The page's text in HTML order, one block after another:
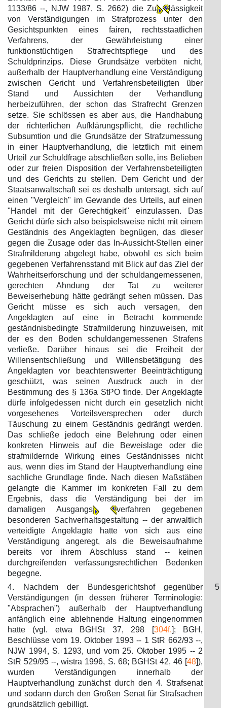
1133/86 --, NJW 1987, S. 2662) die Zu
lässigkeit
von Verständigungen im Strafprozess unter den
Gesichtspunkten eines fairen, rechtsstaatlichen
Verfahrens, der Gewährleistung einer
funktionstüchtigen Strafrechtspflege und des
Schuldprinzips. Diese Grundsätze verböten nicht,
außerhalb der Hauptverhandlung eine Verständigung
zwischen Gericht und Verfahrensbeteiligten über
Stand und Aussichten der Verhandlung
herbeizuführen, der schon das Strafrecht Grenzen
setze. Sie schlössen es aber aus, die Handhabung
der richterlichen Aufklärungspflicht, die rechtliche
Subsumtion und die Grundsätze der Strafzumessung
in einer Hauptverhandlung, die letztlich mit einem
Urteil zur Schuldfrage abschließen solle, ins Belieben
oder zur freien Disposition der Verfahrensbeteiligten
und des Gerichts zu stellen. Dem Gericht und der
Staatsanwaltschaft sei es deshalb untersagt, sich auf
einen "Vergleich" im Gewande des Urteils, auf einen
"Handel mit der Gerechtigkeit" einzulassen. Das
Gericht dürfe sich also beispielsweise nicht mit einem
Geständnis des Angeklagten begnügen, das dieser
gegen die Zusage oder das In-Aussicht-Stellen einer
Strafmilderung abgelegt habe, obwohl es sich beim
gegebenen Verfahrensstand mit Blick auf das Ziel der
Wahrheitserforschung und der schuldangemessenen,
gerechten Ahndung der Tat zu weiterer
Beweiserhebung hätte gedrängt sehen müssen. Das
Gericht müsse es sich auch versagen, den
Angeklagten auf eine in Betracht kommende
geständnisbedingte Strafmilderung hinzuweisen, mit
der es den Boden schuldangemessenen Strafens
verließe. Darüber hinaus sei die Freiheit der
Willensentschließung und Willensbetätigung des
Angeklagten vor beachtenswerter Beeinträchtigung
geschützt, was seinen Ausdruck auch in der
Bestimmung des § 136a StPO finde. Der Angeklagte
dürfe infolgedessen nicht durch ein gesetzlich nicht
vorgesehenes Vorteilsversprechen oder durch
Täuschung zu einem Geständnis gedrängt werden.
Das schließe jedoch eine Belehrung oder einen
konkreten Hinweis auf die Beweislage oder die
strafmildernde Wirkung eines Geständnisses nicht
aus, wenn dies im Stand der Hauptverhandlung eine
sachliche Grundlage finde. Nach diesen Maßstäben
gelangte die Kammer im konkreten Fall zu dem
Ergebnis, dass die Verständigung bei der im
damaligen Ausgangs
verfahren gegebenen
besonderen Sachverhaltsgestaltung -- der anwaltlich
verteidigte Angeklagte hatte von sich aus eine
Verständigung angeregt, als die Beweisaufnahme
bereits vor ihrem Abschluss stand -- keinen
durchgreifenden verfassungsrechtlichen Bedenken
begegne.
4. Nachdem der Bundesgerichtshof gegenüber
Verständigungen (in dessen früherer Terminologie:
"Absprachen") außerhalb der Hauptverhandlung
anfänglich eine ablehnende Haltung eingenommen
hatte (vgl. etwa BGHSt 37, 298 [304f.]; BGH,
Beschlüsse vom 19. Oktober 1993 -- 1 StR 662/93 --,
NJW 1994, S. 1293, und vom 25. Oktober 1995 -- 2
StR 529/95 --, wistra 1996, S. 68; BGHSt 42, 46 [48]),
wurden Verständigungen innerhalb der
Hauptverhandlung zunächst durch den 4. Strafsenat
und sodann durch den Großen Senat für Strafsachen
grundsätzlich gebilligt.
5